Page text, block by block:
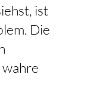
ist
Die
wahre